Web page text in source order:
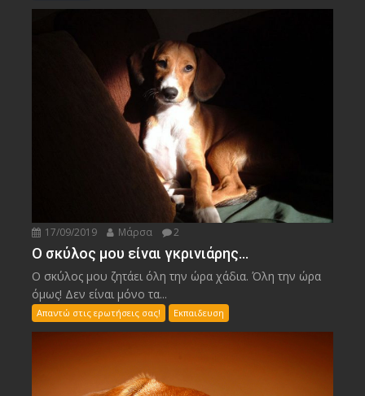
17/09/2019 Μάρσα 2
Ο σκύλος μου είναι γκρινιάρης…
Ο σκύλος μου ζητάει όλη την ώρα χάδια. Όλη την ώρα
όμως! Δεν είναι μόνο τα...
Απαντώ στις ερωτήσεις σας! Εκπαιδευση